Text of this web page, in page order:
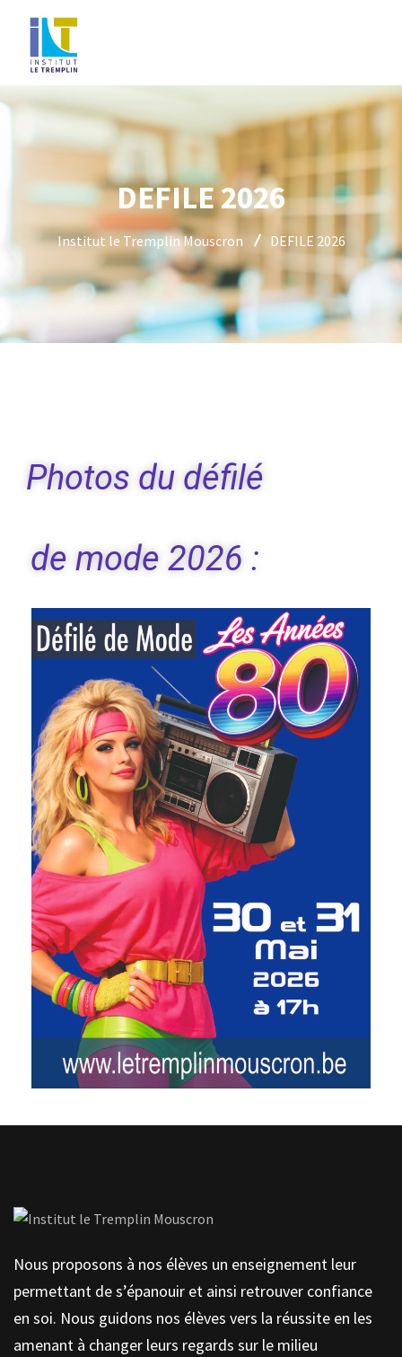
DEFILE 2026
Institut le Tremplin Mouscron DEFILE 2026
Photos du défilé
de mode 2026 :
Nous proposons à nos élèves un enseignement leur
permettant de s’épanouir et ainsi retrouver confiance
en soi. Nous guidons nos élèves vers la réussite en les
amenant à changer leurs regards sur le milieu